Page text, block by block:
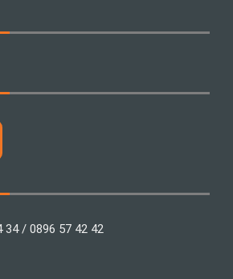
печат
Кърпи
34 / 0896 57 42 42